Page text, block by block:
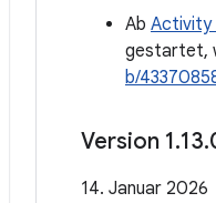
Ab Activity
gestartet,
b/
Version 1.13.
14. Januar 2026